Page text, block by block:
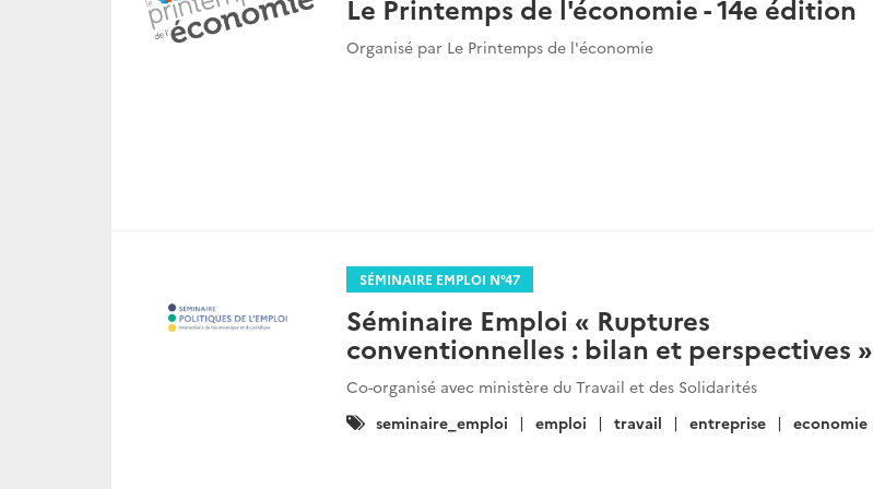
Le Printemps de l'économie - 14e édition
Organisé par Le Printemps de l'économie
SÉMINAIRE EMPLOI N°47
Séminaire Emploi « Ruptures
conventionnelles : bilan et perspectives »
Co-organisé avec ministère du Travail et des Solidarités
Catégories
seminaire_emploi emploi travail entreprise economie